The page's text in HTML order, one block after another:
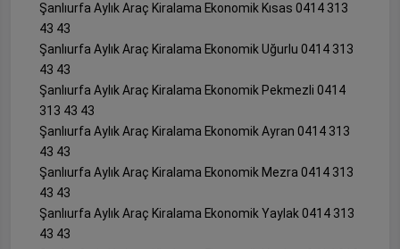
Şanlıurfa Aylık Araç Kiralama Ekonomik Kısas 0414 313
43 43
Şanlıurfa Aylık Araç Kiralama Ekonomik Uğurlu 0414 313
43 43
Şanlıurfa Aylık Araç Kiralama Ekonomik Pekmezli 0414
313 43 43
Şanlıurfa Aylık Araç Kiralama Ekonomik Ayran 0414 313
43 43
Şanlıurfa Aylık Araç Kiralama Ekonomik Mezra 0414 313
43 43
Şanlıurfa Aylık Araç Kiralama Ekonomik Yaylak 0414 313
43 43